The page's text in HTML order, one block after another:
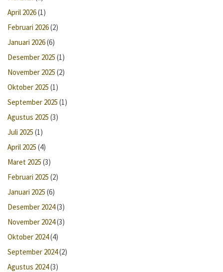
April 2026(1)
Februari 2026(2)
Januari 2026(6)
Desember 2025 (1)
November 2025 (2)
Oktober 2025 (1)
September 2025 (1)
Agustus 2025 (3)
Juli 2025 (1)
April 2025 (4)
Maret 2025 (3)
Februari 2025 (2)
Januari 2025 (6)
Desember 2024(3)
November 2024(3)
Oktober 2024(4)
September 2024(2)
Agustus 2024(3)